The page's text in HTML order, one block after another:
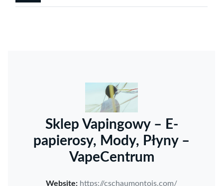
Sklep Vapingowy – E-
papierosy, Mody, Płyny –
VapeCentrum
Website: https://cschaumontois.com/